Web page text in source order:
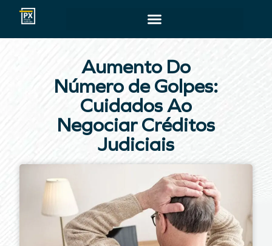
Aumento Do
Número de Golpes:
Cuidados Ao
Negociar Créditos
Judiciais